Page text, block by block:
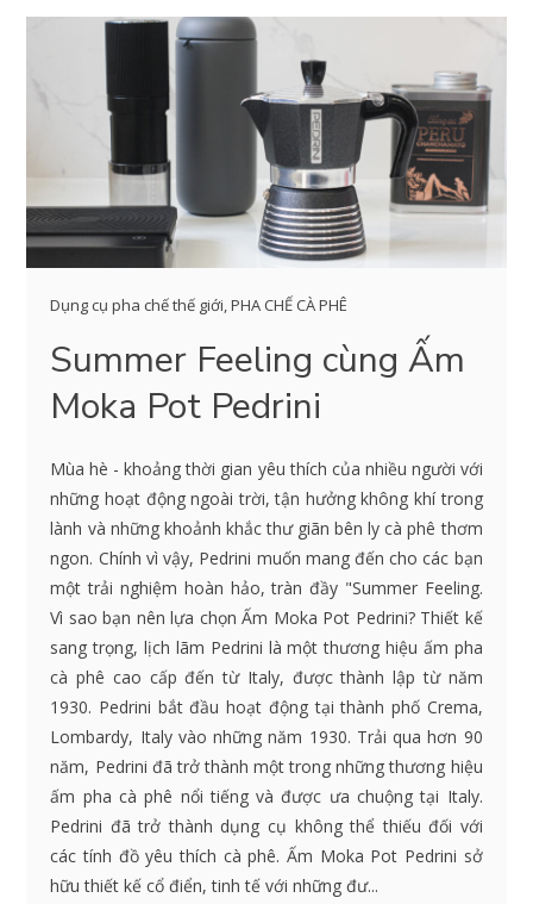
Dụng cụ pha chế thế giới,PHA CHẾ CÀ PHÊ
Summer Feeling cùng Ấm
Moka Pot Pedrini
Mùa hè - khoảng thời gian yêu thích của nhiều người với
những hoạt động ngoài trời, tận hưởng không khí trong
lành và những khoảnh khắc thư giãn bên ly cà phê thơm
ngon. Chính vì vậy, Pedrini muốn mang đến cho các bạn
một trải nghiệm hoàn hảo, tràn đầy "Summer Feeling.
Vì sao bạn nên lựa chọn Ấm Moka Pot Pedrini? Thiết kế
sang trọng, lịch lãm Pedrini là một thương hiệu ấm pha
cà phê cao cấp đến từ Italy, được thành lập từ năm
1930. Pedrini bắt đầu hoạt động tại thành phố Crema,
Lombardy, Italy vào những năm 1930. Trải qua hơn 90
năm, Pedrini đã trở thành một trong những thương hiệu
ấm pha cà phê nổi tiếng và được ưa chuộng tại Italy.
Pedrini đã trở thành dụng cụ không thể thiếu đối với
các tính đồ yêu thích cà phê. Ấm Moka Pot Pedrini sở
hữu thiết kế cổ điển, tinh tế với những đư...